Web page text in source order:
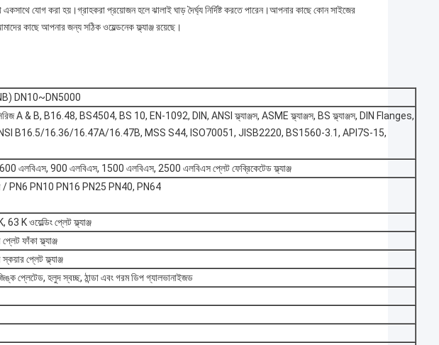
একসাথে যোগ করা হয়।গ্রাহকরা প্রয়োজন হলে ঝালাই ঘাড় দৈর্ঘ্য নির্দিষ্ট করতে পারেন।আপনার কাছে কোন সাইজের
কাছে আপনার জন্য সঠিক ওয়েল্ডনেক ফ্ল্যাঞ্জ রয়েছে।
DN10~DN5000
A & B, B16.48, BS4504, BS 10, EN-1092, DIN, ANSI ফ্ল্যাঞ্জস, ASME ফ্ল্যাঞ্জস, BS ফ্ল্যাঞ্জস, DIN Flanges,
B16.5/16.36/16.47A/16.47B, MSS S44, ISO70051, JISB2220, BS1560-3.1, API7S-15,
এলবিএস, 900 এলবিএস, 1500 এলবিএস, 2500 এলবিএস প্লেট ফেব্রিকেটেড ফ্ল্যাঞ্জ
/ PN6 PN10 PN16 PN25 PN40, PN64
K ওয়েল্ডিং প্লেট ফ্ল্যাঞ্জ
ফাঁকা ফ্ল্যাঞ্জ
প্লেট ফ্ল্যাঞ্জ
জিঙ্ক প্লেটেড, হলুদ স্বচ্ছ, ঠান্ডা এবং গরম ডিপ গ্যালভানাইজড